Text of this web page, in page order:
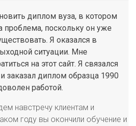
диплом вуза, в котором
проблема, поскольку он уже
Я оказался в
ситуации. Мне
на этот сайт. Я связался
заказал диплом образца 1990
работой.
навстречу клиентам и
году вы окончили обучение и